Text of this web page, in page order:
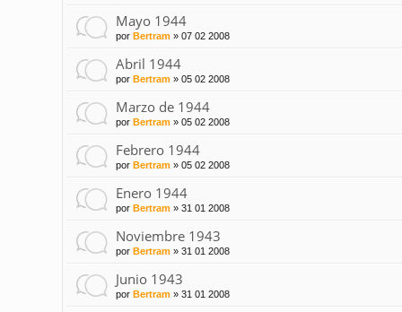
Mayo 1944
por Bertram» 07 02 2008
Abril 1944
por Bertram» 05 02 2008
Marzo de 1944
por Bertram» 05 02 2008
Febrero 1944
por Bertram» 05 02 2008
Enero 1944
por Bertram» 31 01 2008
Noviembre 1943
por Bertram» 31 01 2008
Junio 1943
por Bertram» 31 01 2008